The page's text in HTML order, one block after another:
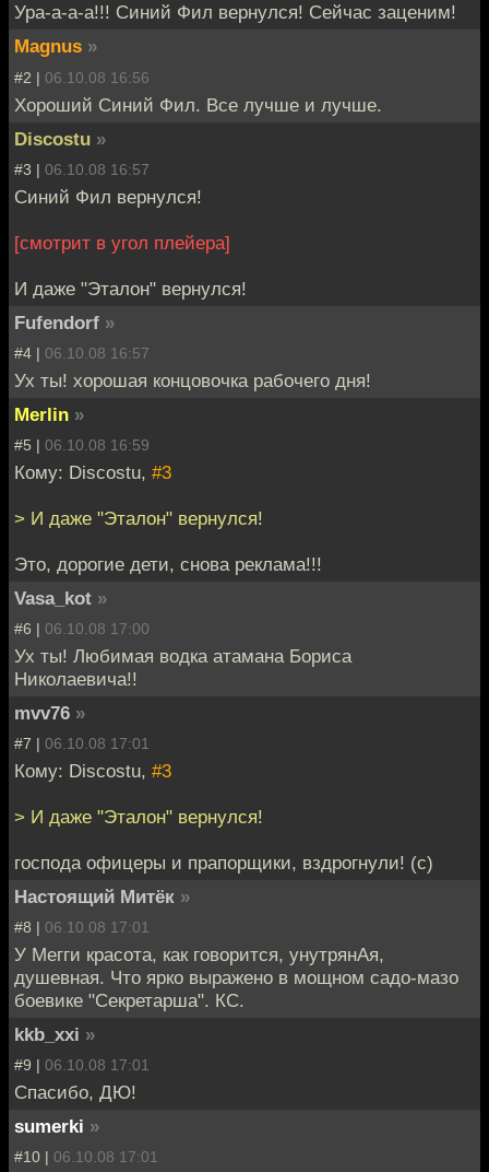
Ура-а-а-а!!! Синий Фил вернулся! Сейчас заценим!
Magnus »
#2 | 06.10.08 16:56
Хороший Синий Фил. Все лучше и лучше.
Discostu »
#3 | 06.10.08 16:57
Синий Фил вернулся!
[смотрит в угол плейера]
И даже "Эталон" вернулся!
Fufendorf »
#4 | 06.10.08 16:57
Ух ты! хорошая концовочка рабочего дня!
Merlin »
#5 | 06.10.08 16:59
Кому: Discostu, #3
> И даже "Эталон" вернулся!
Это, дорогие дети, снова реклама!!!
Vasa_kot »
#6 | 06.10.08 17:00
Ух ты! Любимая водка атамана Бориса
Николаевича!!
mvv76 »
#7 | 06.10.08 17:01
Кому: Discostu, #3
> И даже "Эталон" вернулся!
господа офицеры и прапорщики, вздрогнули! (с)
Настоящий Митёк »
#8 | 06.10.08 17:01
У Мегги красота, как говорится, унутрянАя,
душевная. Что ярко выражено в мощном садо-мазо
боевике "Секретарша". КС.
kkb_xxi »
#9 | 06.10.08 17:01
Спасибо, ДЮ!
sumerki »
#10 | 06.10.08 17:01